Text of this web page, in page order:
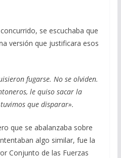
se escuchaba que
versión que justificara esos
fugarse. No se olviden.
le quiso sacar la
que disparar».
que se abalanzaba sobre
algo similar, fue la
Conjunto de las Fuerzas